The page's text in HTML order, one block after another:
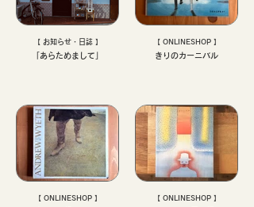
【 お知らせ・日誌 】
「あらためまして」
【 ONLINESHOP 】
きりのカーニバル
【 ONLINESHOP 】 【 ONLINESHOP 】